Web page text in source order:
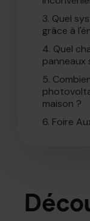
3. Quel
grâce à
4. Quel
panneaux
5.
maison ?
6. Foire